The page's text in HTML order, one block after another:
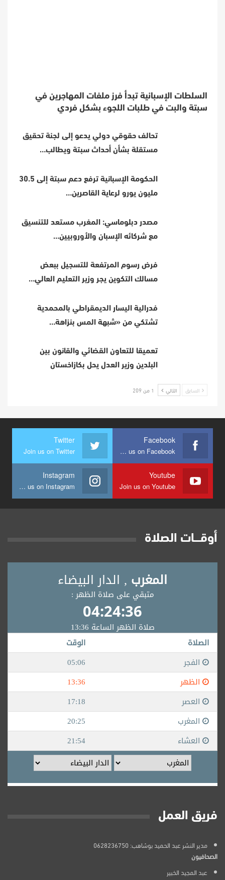
السلطات الإسبانية تبدأ فرز ملفات المهاجرين في
سبتة والبت في طلبات اللجوء بشكل فردي
تحالف حقوقي دولي يدعو إلى لجنة تحقيق
مستقلة بشأن أحداث سبتة ويطالب…
الحكومة الإسبانية ترفع دعم سبتة إلى 30.5
مليون يورو لرعاية القاصرين…
مصدر دبلوماسي: المغرب مستعد للتنسيق
مع شركائه الإسبان والأوروبيين…
فرض رسوم المرتفعة للتسجيل ببعض
مسالك التكوين يجر وزير التعليم العالي…
فدرالية اليسار الديمقراطي بالمحمدية
تشتكي من «شبهة المس بنزاهة…
تعميقا للتعاون القضائي والقانون بين
البلدين وزير العدل يحل بكازاخستان
السابق التالي 1 من 209
Facebook
Join us on Facebook
Twitter
Join us on Twitter
Youtube
Join us on Youtube
Instagram
Join us on Instagram
أوقــــات الصلاة
فريق العمل
مدير النشر عبد الحميد بوشاهب: 0628236750
الصحافيون
عبد المجيد الخبير